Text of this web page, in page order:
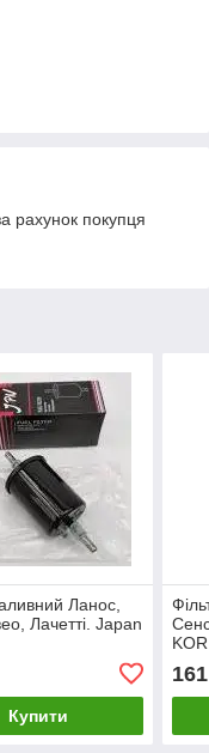
рахунок покупця
Ланос,
Лачетті. Japan
Купити
161